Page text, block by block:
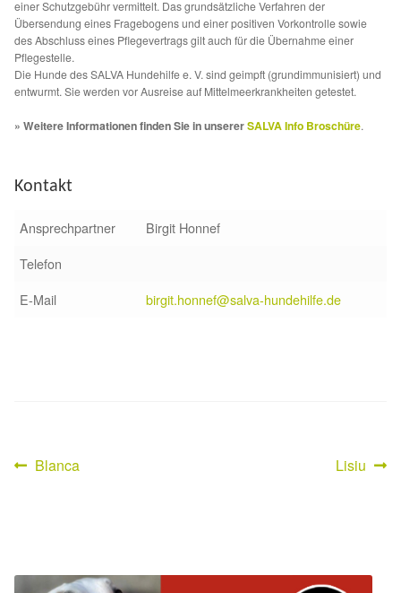
Notnasen in Deutschland
Notnasen noch im Ausland
Notnasen mit Handicap
Sicherheitsgeschirr
Mittelmeerkrankheiten
Zwingerhusten
einer Schutzgebühr vermittelt. Das grundsätzliche Verfahren der
Übersendung eines Fragebogens und einer positiven Vorkontrolle sowie
des Abschluss eines Pflegevertrags gilt auch für die Übernahme einer
Pflegestelle.
Die Hunde des SALVA Hundehilfe e. V. sind geimpft (grundimmunisiert) und
entwurmt. Sie werden vor Ausreise auf Mittelmeerkrankheiten getestet.
» Weitere Informationen finden Sie in unsererSALVA Info Broschüre.
Kontakt
Ansprechpartner
Birgit Honnef
Telefon
E-Mail
birgit.honnef@salva-hundehilfe.de
Beitragsnavigation
Vorheriger
Blanca
Nächster
Lisiu